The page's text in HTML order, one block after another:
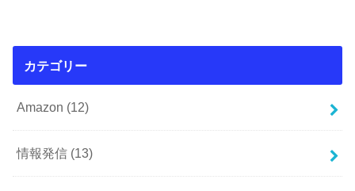
カテゴリー
Amazon (12)
情報発信 (13)